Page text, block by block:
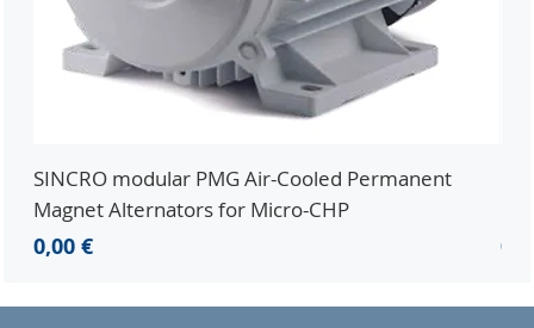
SINCRO modular PMG Air-Cooled Permanent
Magnet Alternators for Micro-CHP
Prezzo
0,00 €